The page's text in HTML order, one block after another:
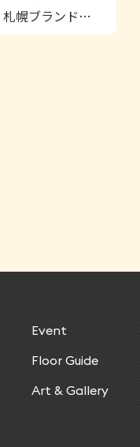
アークテリクス 札幌ブランドストア
Event
Floor Guide
Art & Gallery